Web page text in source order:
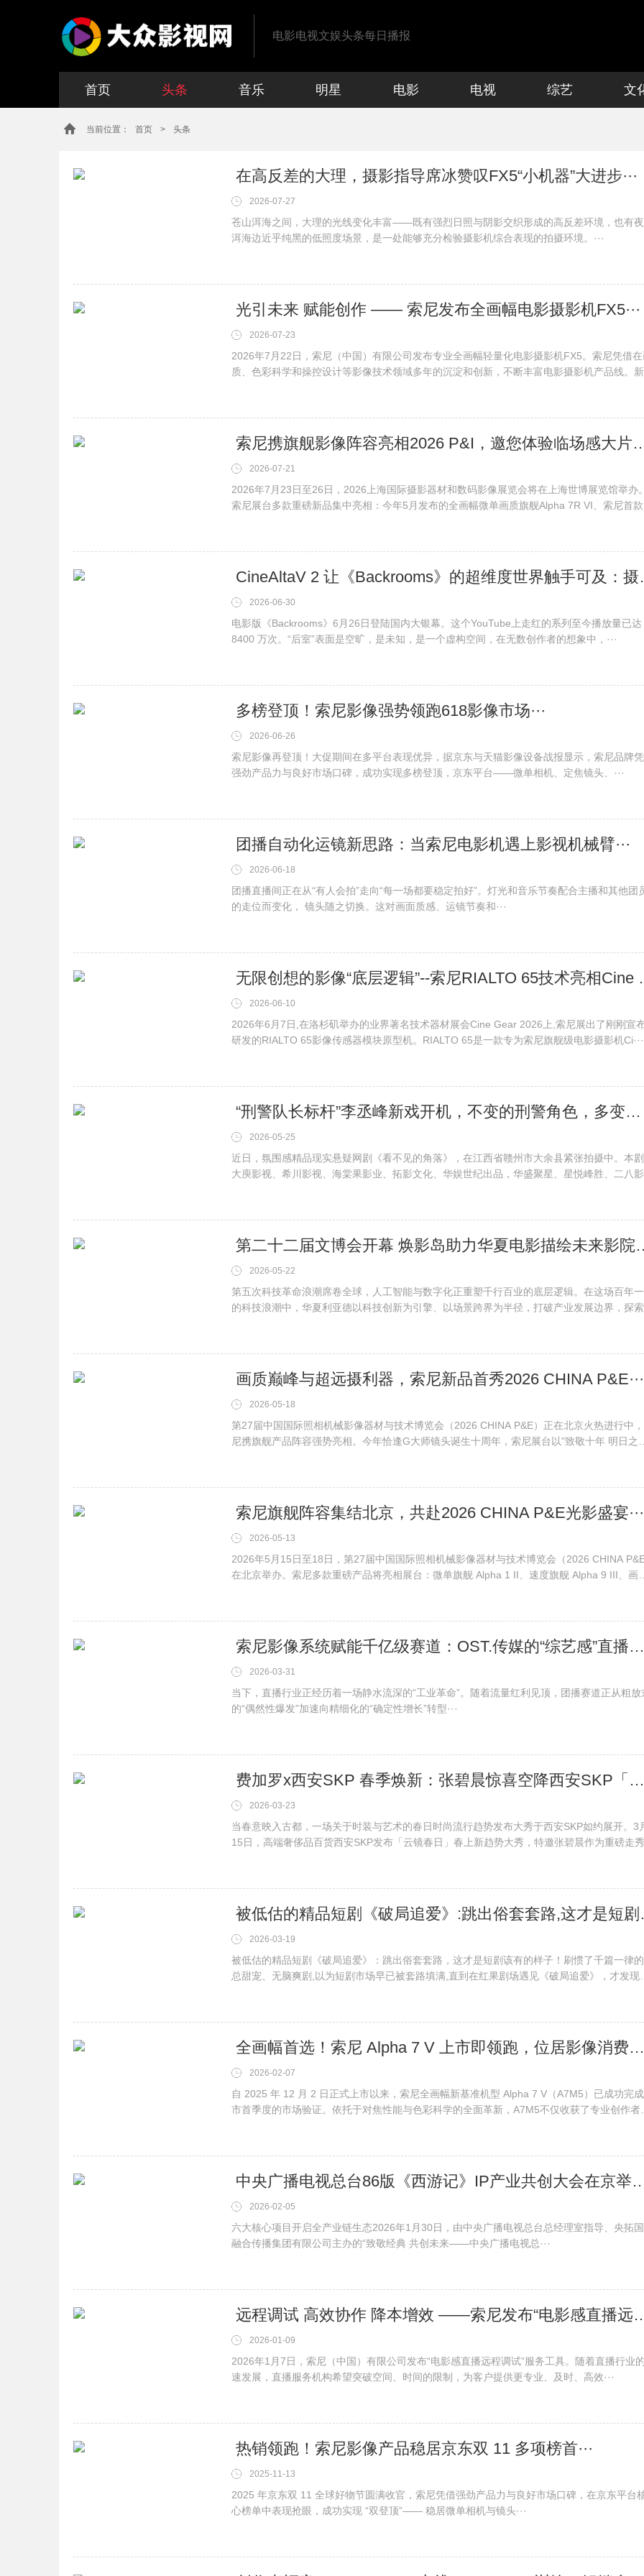
电影电视文娱头条每日播报
首页 头条 音乐 明星 电影 电视 综艺 文
当前位置： 首页 > 头条
​ 在高反差的大理，摄影指导席冰赞叹FX5“小机器”大进步···
2026-07-27
苍山洱海之间，大理的光线变化丰富——既有强烈日照与阴影交织形成的高反差环境，也有
洱海边近乎纯黑的低照度场景，是一处能够充分检验摄影机综合表现的拍摄环境。···
​ 光引未来 赋能创作 —— 索尼发布全画幅电影摄影机FX5···
2026-07-23
2026年7月22日，索尼（中国）有限公司发布专业全画幅轻量化电影摄影机FX5。索尼凭借
质、色彩科学和操控设计等影像技术领域多年的沉淀和创新，不断丰富电影摄影机产品线。新
索尼携旗舰影像阵容亮相2026 P&I
2026-07-21
2026年7月23日至26日，2026上海国际摄影器材和数码影像展览会将在上海世博展览馆举办。
索尼展台多款重磅新品集中亮相：今年5月发布的全画幅微单画质旗舰Alpha 7R VI、索尼首款
CineAltaV 2 让
2026-06-30
电影版《Backrooms》6月26日登陆国内大银幕。这个YouTube上走红的系列至今播放量已达
8400 万次。“后室”表面是空旷，是未知，是一个虚构空间，在无数创作者的想象中，···
​ 多榜登顶！索尼影像强势领跑618影像市场···
2026-06-26
索尼影像再登顶！大促期间在多平台表现优异，据京东与天猫影像设备战报显示，索尼品牌
强劲产品力与良好市场口碑，成功实现多榜登顶，京东平台——微单相机、定焦镜头、···
​ 团播自动化运镜新思路：当索尼电影机遇上影视机械臂···
2026-06-18
团播直播间正在从“有人会拍”走向“每一场都要稳定拍好”。灯光和音乐节奏配合主播和其他团
的走位而变化， 镜头随之切换。这对画面质感、运镜节奏和···
无限创想的
2026-06-10
2026年6月7日,在洛杉矶举办的业界著名技术器材展会Cine Gear 2026上,索尼展出了刚刚宣
研发的RIALTO 65影像传感器模块原型机。RIALTO 65是一款专为索尼旗舰级电影摄影机Ci···
​ “刑警队长标杆”李丞峰新戏开机，不变的刑警角色，多变的演绎风格···
2026-05-25
近日，氛围感精品现实悬疑网剧《看不见的角落》，在江西省赣州市大余县紧张拍摄中。本
大庾影视、希川影视、海棠果影业、拓影文化、华娱世纪出品，华盛聚星、星悦峰胜、二八影
第二十二届文博会开
2026-05-22
第五次科技革命浪潮席卷全球，人工智能与数字化正重塑千行百业的底层逻辑。在这场百年
的科技浪潮中，华夏利亚德以科技创新为引擎、以场景跨界为半径，打破产业发展边界，探索
​ 画质巅峰与超远摄利器，索尼新品首秀2026 CHINA P&E···
2026-05-18
第27届中国国际照相机械影像器材与技术博览会（2026 CHINA P&E）正在北京火热进行中
尼携旗舰产品阵容强势亮相。今年恰逢G大师镜头诞生十周年，索尼展台以"致敬十年 明日之
​ 索尼旗舰阵容集结北京，共赴2026 CHINA P&E光影盛宴···
2026-05-13
2026年5月15日至18日，第27届中国国际照相机械影像器材与技术博览会（2026 CHINA P&E
在北京举办。索尼多款重磅产品将亮相展台：微单旗舰 Alpha 1 II、速度旗舰 Alpha 9 III、画质
​ 索尼影像系统赋能千亿级赛道：OST.传媒的“综艺感”直播进阶之路···
2026-03-31
当下，直播行业正经历着一场静水流深的“工业革命”。随着流量红利见顶，团播赛道正从粗放
的“偶然性爆发”加速向精细化的“确定性增长”转型···
​ 费加罗x西安SKP 春季焕新：张碧晨惊喜空降西安SKP「云镜春日」大秀···
2026-03-23
当春意映入古都，一场关于时装与艺术的春日时尚流行趋势发布大秀于西安SKP如约展开。3
15日，高端奢侈品百货西安SKP发布「云镜春日」春上新趋势大秀，特邀张碧晨作为重磅走秀
被低估
2026-03-19
被低估的精品短剧《破局追爱》：跳出俗套套路，这才是短剧该有的样子！刷惯了千篇一律
总甜宠、无脑爽剧,以为短剧市场早已被套路填满,直到在红果剧场遇见《破局追爱》，才发现原
​ 全画幅首选！索尼 Alpha 7 V 上市即领跑，位居影像消费市场榜首···
2026-02-07
自 2025 年 12 月 2 日正式上市以来，索尼全画幅新基准机型 Alpha 7 V（A7M5）已成功完
市首季度的市场验证。依托于对焦性能与色彩科学的全面革新，A7M5不仅收获了专业创作者与
中央广播电视总台86版《西游记》IP
2026-02-05
六大核心项目开启全产业链生态2026年1月30日，由中央广播电视总台总经理室指导、央拓
融合传播集团有限公司主办的“致敬经典 共创未来——中央广播电视总···
远程调试 高效协作 降本增效 ——索尼
2026-01-09
2026年1月7日，索尼（中国）有限公司发布“电影感直播远程调试”服务工具。随着直播行业
速发展，直播服务机构希望突破空间、时间的限制，为客户提供更专业、及时、高效···
​ 热销领跑！索尼影像产品稳居京东双 11 多项榜首···
2025-11-13
​2025 年京东双 11 全球好物节圆满收官，索尼凭借强劲产品力与良好市场口碑，在京东平台
心榜单中表现抢眼，成功实现 “双登顶”—— 稳居微单相机与镜头···